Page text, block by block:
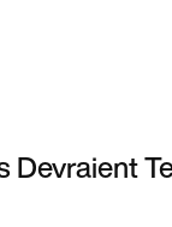
Devraient